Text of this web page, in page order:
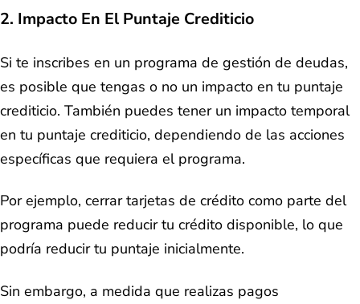
2. Impacto En El Puntaje Crediticio
Si te inscribes en un programa de gestión de deudas,
es posible que tengas o no un impacto en tu puntaje
crediticio. También puedes tener un impacto temporal
en tu puntaje crediticio, dependiendo de las acciones
específicas que requiera el programa.
Por ejemplo, cerrar tarjetas de crédito como parte del
programa puede reducir tu crédito disponible, lo que
podría reducir tu puntaje inicialmente.
Sin embargo, a medida que realizas pagos